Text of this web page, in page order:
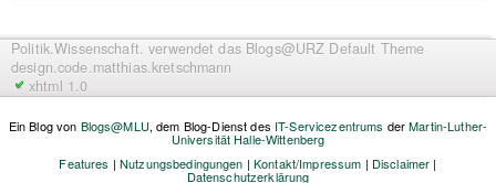
Politik.Wissenschaft. verwendet das Blogs@URZ Default Theme
design.code.matthias.kretschmann
xhtml 1.0
Ein Blog von Blogs@MLU, dem Blog-Dienst des IT-Servicezentrums derMartin-Luther-
Universität Halle-Wittenberg
Features | Nutzungsbedingungen |Kontakt/Impressum | Disclaimer |
Datenschutzerklärung